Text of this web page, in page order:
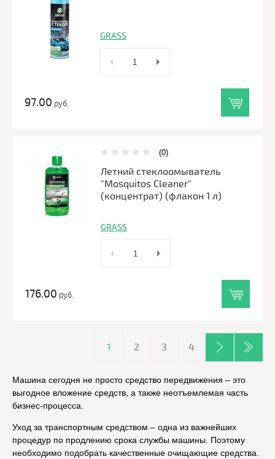
GRASS
97.00 руб.
(0)
Летний стеклоомыватель
"Mosquitos Cleaner"
(концентрат) (флакон 1 л)
GRASS
176.00 руб.
1 2 3 4
Машина сегодня не просто средство передвижения – это
выгодное вложение средств, а также неотъемлемая часть
бизнес-процесса.
Уход за транспортным средством – одна из важнейших
процедур по продлению срока службы машины. Поэтому
необходимо подобрать качественные очищающие средства.